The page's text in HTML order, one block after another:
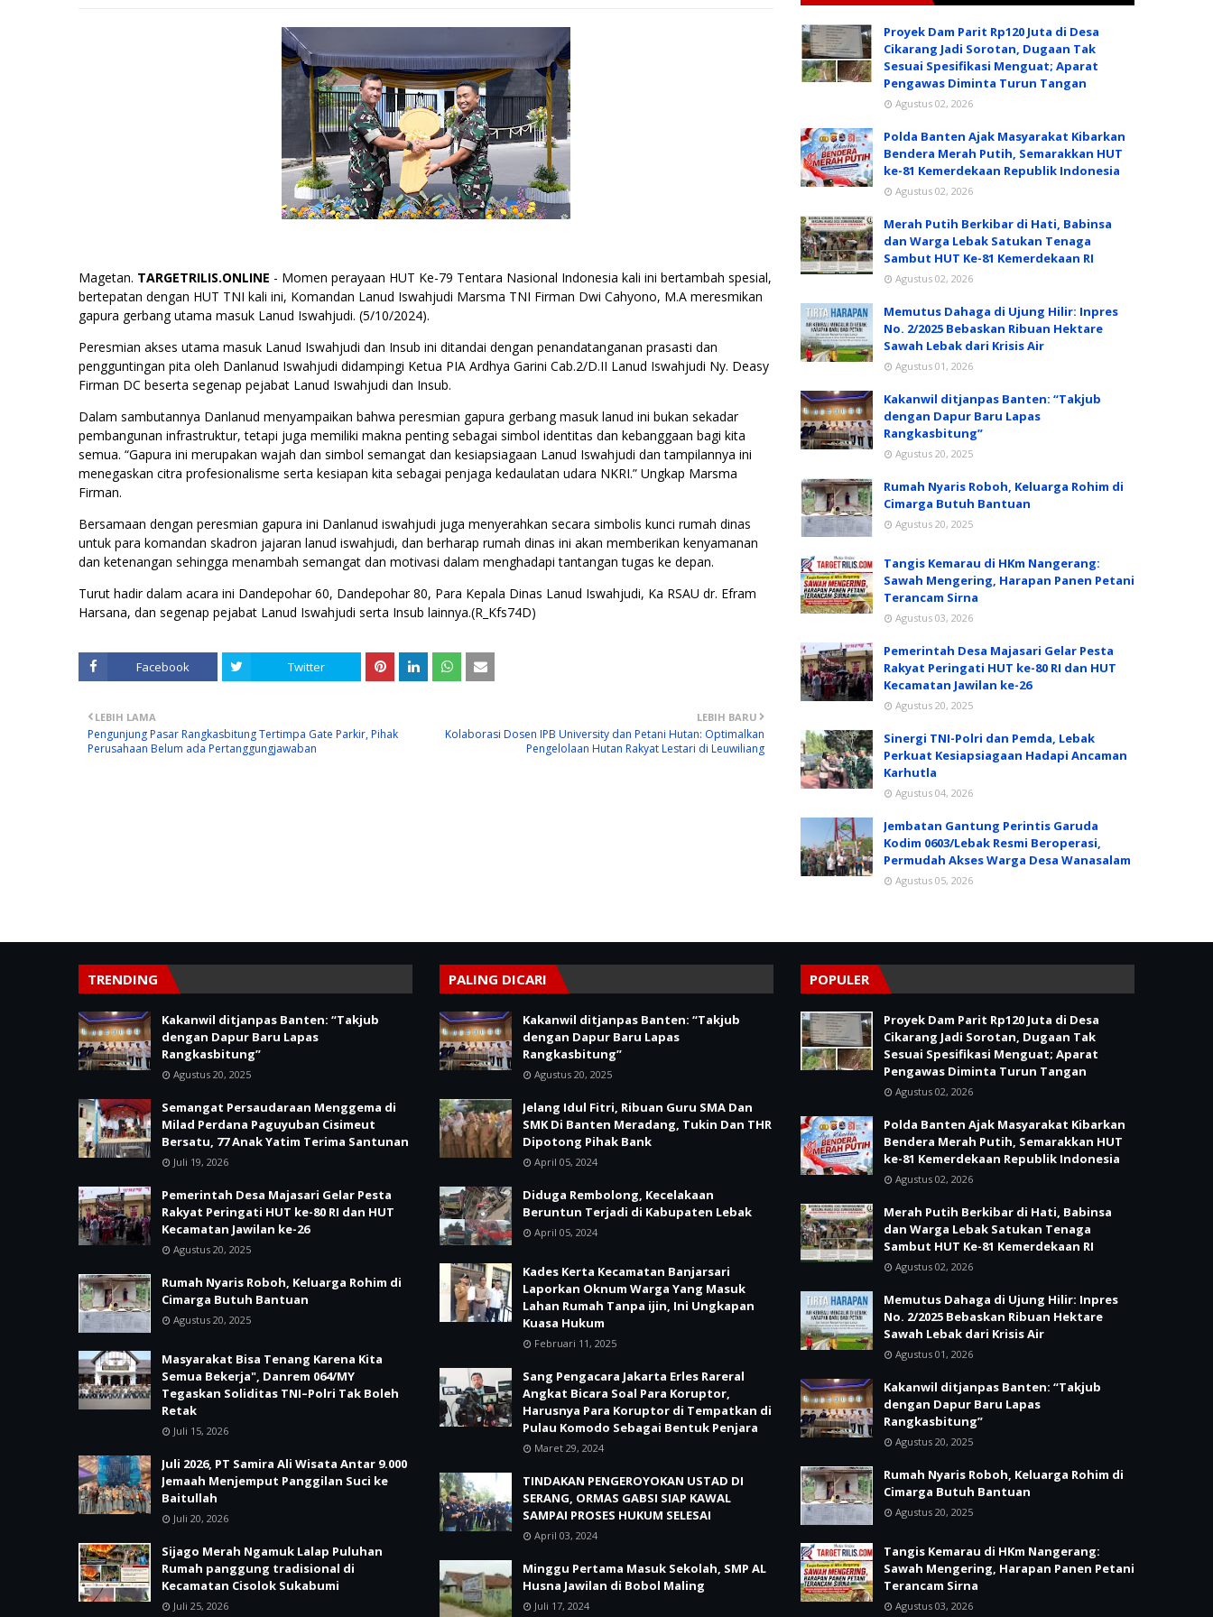
Magetan. TARGETRILIS.ONLINE - Momen perayaan HUT Ke-79 Tentara Nasional Indonesia kali ini bertambah spesial,
bertepatan dengan HUT TNI kali ini, Komandan Lanud Iswahjudi Marsma TNI Firman Dwi Cahyono, M.A meresmikan
gapura gerbang utama masuk Lanud Iswahjudi. (5/10/2024).
Peresmian akses utama masuk Lanud Iswahjudi dan Insub ini ditandai dengan penandatanganan prasasti dan
pengguntingan pita oleh Danlanud Iswahjudi didampingi Ketua PIA Ardhya Garini Cab.2/D.II Lanud Iswahjudi Ny. Deasy
Firman DC beserta segenap pejabat Lanud Iswahjudi dan Insub.
Dalam sambutannya Danlanud menyampaikan bahwa peresmian gapura gerbang masuk lanud ini bukan sekadar
pembangunan infrastruktur, tetapi juga memiliki makna penting sebagai simbol identitas dan kebanggaan bagi kita
semua. “Gapura ini merupakan wajah dan simbol semangat dan kesiapsiagaan Lanud Iswahjudi dan tampilannya ini
menegaskan citra profesionalisme serta kesiapan kita sebagai penjaga kedaulatan udara NKRI.” Ungkap Marsma
Firman.
Bersamaan dengan peresmian gapura ini Danlanud iswahjudi juga menyerahkan secara simbolis kunci rumah dinas
untuk para komandan skadron jajaran lanud iswahjudi, dan berharap rumah dinas ini akan memberikan kenyamanan
dan ketenangan sehingga menambah semangat dan motivasi dalam menghadapi tantangan tugas ke depan.
Turut hadir dalam acara ini Dandepohar 60, Dandepohar 80, Para Kepala Dinas Lanud Iswahjudi, Ka RSAU dr. Efram
Harsana, dan segenap pejabat Lanud Iswahjudi serta Insub lainnya.(R_Kfs74D)
Facebook Twitter
LEBIH BARU
Kolaborasi Dosen IPB University dan Petani Hutan: Optimalkan
Pengelolaan Hutan Rakyat Lestari di Leuwiliang
LEBIH LAMA
Pengunjung Pasar Rangkasbitung Tertimpa Gate Parkir, Pihak
Perusahaan Belum ada Pertanggungjawaban
Proyek Dam Parit Rp120 Juta di Desa
Cikarang Jadi Sorotan, Dugaan Tak
Sesuai Spesifikasi Menguat; Aparat
Pengawas Diminta Turun Tangan
Agustus 02, 2026
Polda Banten Ajak Masyarakat Kibarkan
Bendera Merah Putih, Semarakkan HUT
ke-81 Kemerdekaan Republik Indonesia
Agustus 02, 2026
Merah Putih Berkibar di Hati, Babinsa
dan Warga Lebak Satukan Tenaga
Sambut HUT Ke-81 Kemerdekaan RI
Agustus 02, 2026
Memutus Dahaga di Ujung Hilir: Inpres
No. 2/2025 Bebaskan Ribuan Hektare
Sawah Lebak dari Krisis Air
Agustus 01, 2026
Kakanwil ditjanpas Banten: “Takjub
dengan Dapur Baru Lapas
Rangkasbitung”
Agustus 20, 2025
Rumah Nyaris Roboh, Keluarga Rohim di
Cimarga Butuh Bantuan
Agustus 20, 2025
Tangis Kemarau di HKm Nangerang:
Sawah Mengering, Harapan Panen Petani
Terancam Sirna
Agustus 03, 2026
Pemerintah Desa Majasari Gelar Pesta
Rakyat Peringati HUT ke-80 RI dan HUT
Kecamatan Jawilan ke-26
Agustus 20, 2025
Sinergi TNI-Polri dan Pemda, Lebak
Perkuat Kesiapsiagaan Hadapi Ancaman
Karhutla
Agustus 04, 2026
Jembatan Gantung Perintis Garuda
Kodim 0603/Lebak Resmi Beroperasi,
Permudah Akses Warga Desa Wanasalam
Agustus 05, 2026
TRENDING
Kakanwil ditjanpas Banten: “Takjub
dengan Dapur Baru Lapas
Rangkasbitung”
Agustus 20, 2025
Semangat Persaudaraan Menggema di
Milad Perdana Paguyuban Cisimeut
Bersatu, 77 Anak Yatim Terima Santunan
Juli 19, 2026
Pemerintah Desa Majasari Gelar Pesta
Rakyat Peringati HUT ke-80 RI dan HUT
Kecamatan Jawilan ke-26
Agustus 20, 2025
Rumah Nyaris Roboh, Keluarga Rohim di
Cimarga Butuh Bantuan
Agustus 20, 2025
Masyarakat Bisa Tenang Karena Kita
Semua Bekerja", Danrem 064/MY
Tegaskan Soliditas TNI–Polri Tak Boleh
Retak
Juli 15, 2026
Juli 2026, PT Samira Ali Wisata Antar 9.000
Jemaah Menjemput Panggilan Suci ke
Baitullah
Juli 20, 2026
Sijago Merah Ngamuk Lalap Puluhan
Rumah panggung tradisional di
Kecamatan Cisolok Sukabumi
Juli 25, 2026
PALING DICARI
Kakanwil ditjanpas Banten: “Takjub
dengan Dapur Baru Lapas
Rangkasbitung”
Agustus 20, 2025
Jelang Idul Fitri, Ribuan Guru SMA Dan
SMK Di Banten Meradang, Tukin Dan THR
Dipotong Pihak Bank
April 05, 2024
Diduga Rembolong, Kecelakaan
Beruntun Terjadi di Kabupaten Lebak
April 05, 2024
Kades Kerta Kecamatan Banjarsari
Laporkan Oknum Warga Yang Masuk
Lahan Rumah Tanpa ijin, Ini Ungkapan
Kuasa Hukum
Februari 11, 2025
Sang Pengacara Jakarta Erles Rareral
Angkat Bicara Soal Para Koruptor,
Harusnya Para Koruptor di Tempatkan di
Pulau Komodo Sebagai Bentuk Penjara
Maret 29, 2024
TINDAKAN PENGEROYOKAN USTAD DI
SERANG, ORMAS GABSI SIAP KAWAL
SAMPAI PROSES HUKUM SELESAI
April 03, 2024
Minggu Pertama Masuk Sekolah, SMP AL
Husna Jawilan di Bobol Maling
Juli 17, 2024
POPULER
Proyek Dam Parit Rp120 Juta di Desa
Cikarang Jadi Sorotan, Dugaan Tak
Sesuai Spesifikasi Menguat; Aparat
Pengawas Diminta Turun Tangan
Agustus 02, 2026
Polda Banten Ajak Masyarakat Kibarkan
Bendera Merah Putih, Semarakkan HUT
ke-81 Kemerdekaan Republik Indonesia
Agustus 02, 2026
Merah Putih Berkibar di Hati, Babinsa
dan Warga Lebak Satukan Tenaga
Sambut HUT Ke-81 Kemerdekaan RI
Agustus 02, 2026
Memutus Dahaga di Ujung Hilir: Inpres
No. 2/2025 Bebaskan Ribuan Hektare
Sawah Lebak dari Krisis Air
Agustus 01, 2026
Kakanwil ditjanpas Banten: “Takjub
dengan Dapur Baru Lapas
Rangkasbitung”
Agustus 20, 2025
Rumah Nyaris Roboh, Keluarga Rohim di
Cimarga Butuh Bantuan
Agustus 20, 2025
Tangis Kemarau di HKm Nangerang:
Sawah Mengering, Harapan Panen Petani
Terancam Sirna
Agustus 03, 2026